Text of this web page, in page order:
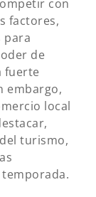
con
factores,
para
de
fuerte
embargo,
local
turismo,